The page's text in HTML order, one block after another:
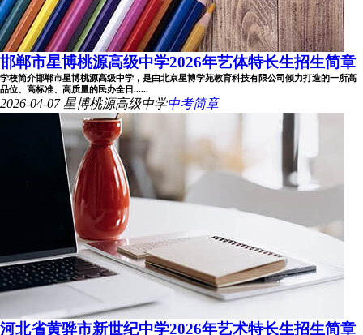
邯郸市星博桃源高级中学2026年艺体特长生招生简章
学校简介邯郸市星博桃源高级中学，是由北京星博学苑教育科技有限公司倾力打造的一所高
品位、高标准、高质量的民办全日......
2026-04-07 星博桃源高级中学中考简章
河北省黄骅市新世纪中学2026年艺术特长生招生简章